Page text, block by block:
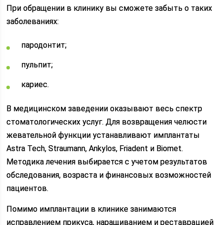
При обращении в клинику вы сможете забыть о таких
заболеваниях:
пародонтит;
пульпит;
кариес.
В медицинском заведении оказывают весь спектр
стоматологических услуг. Для возвращения челюсти
жевательной функции устанавливают имплантаты
Astra Tech, Straumann, Ankylos, Friadent и Biomet.
Методика лечения выбирается с учетом результатов
обследования, возраста и финансовых возможностей
пациентов.
Помимо имплантации в клинике занимаются
исправлением прикуса, наращиванием и реставрацией